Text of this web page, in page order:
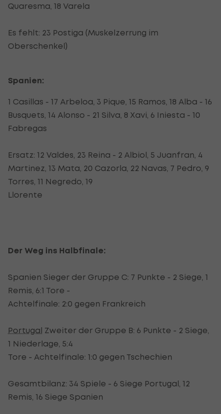
Quaresma, 18 Varela
Es fehlt: 23 Postiga (Muskelzerrung im
Oberschenkel)
Spanien:
1 Casillas - 17 Arbeloa, 3 Pique, 15 Ramos, 18 Alba - 16
Busquets, 14 Alonso - 21 Silva, 8 Xavi, 6 Iniesta - 10
Fabregas
Ersatz: 12 Valdes, 23 Reina - 2 Albiol, 5 Juanfran, 4
Martinez, 13 Mata, 20 Cazorla, 22 Navas, 7 Pedro, 9
Torres, 11 Negredo, 19
Llorente
Der Weg ins Halbfinale:
Spanien Sieger der Gruppe C: 7 Punkte - 2 Siege, 1
Remis, 6:1 Tore -
Achtelfinale: 2:0 gegen Frankreich
Portugal Zweiter der Gruppe B: 6 Punkte - 2 Siege,
1 Niederlage, 5:4
Tore - Achtelfinale: 1:0 gegen Tschechien
Gesamtbilanz: 34 Spiele - 6 Siege Portugal, 12
Remis, 16 Siege Spanien